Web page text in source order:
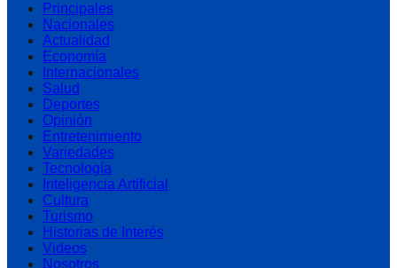
Principales
Nacionales
Actualidad
Economía
Internacionales
Salud
Deportes
Opinión
Entretenimiento
Variedades
Tecnología
Inteligencia Artificial
Cultura
Turismo
Historias de Interés
Videos
Nosotros